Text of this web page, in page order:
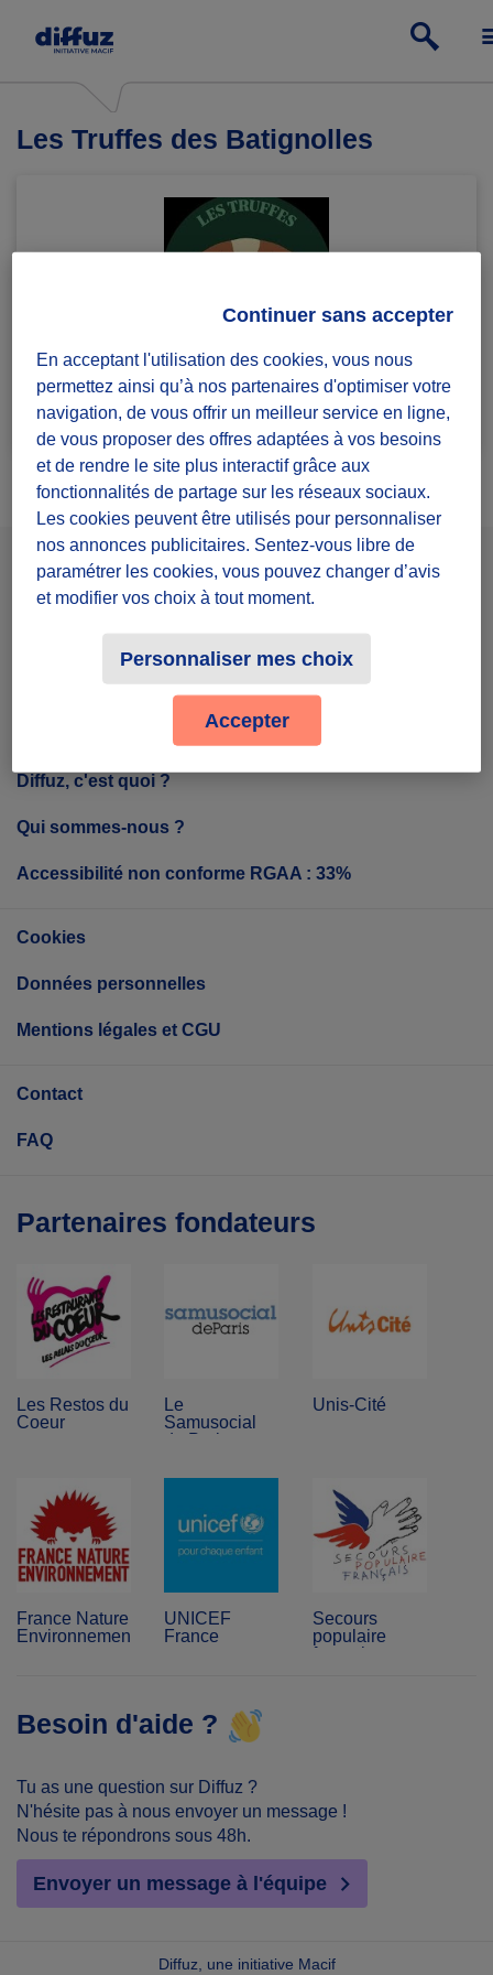
Les Truffes des Batignolles
Rejoindre le groupe 1 défi lancé
FacebookInstagramYoutube
Tout sur Diffuz
Diffuz, c'est quoi ?
Qui sommes-nous ?
Accessibilité non conforme RGAA : 33%
Cookies
Données personnelles
Mentions légales et CGU
Contact
FAQ
Partenaires fondateurs
Les Restos du
Coeur
Le
Samusocial
de Paris
Unis-Cité
France Nature
Environnement
UNICEF
France
Secours
populaire
français
Besoin d'aide ?
Tu as une question sur Diffuz ?
N'hésite pas à nous envoyer un message !
Nous te répondrons sous 48h.
Envoyer un message à l'équipe
Diffuz, une initiative Macif
En acceptant l'utilisation des cookies, vous nous
permettez ainsi qu’à nos partenaires d'optimiser votre
navigation, de vous offrir un meilleur service en ligne,
de vous proposer des offres adaptées à vos besoins
et de rendre le site plus interactif grâce aux
fonctionnalités de partage sur les réseaux sociaux.
Les cookies peuvent être utilisés pour personnaliser
nos annonces publicitaires. Sentez-vous libre de
paramétrer les cookies, vous pouvez changer d’avis
et modifier vos choix à tout moment.
Personnaliser mes choix
Continuer sans accepter
Accepter